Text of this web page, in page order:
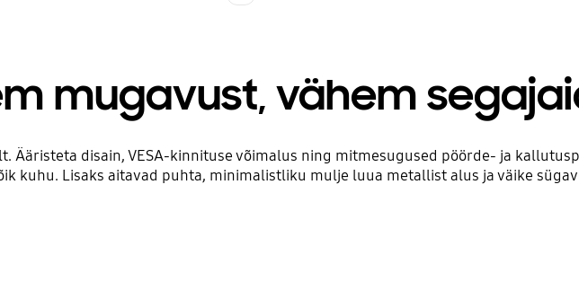
mugavust, vähem
Ääristeta disain, VESA-kinnituse võimalus ning mitmesugused pöörde- ja
kuhu. Lisaks aitavad puhta, minimalistliku mulje luua metallist alus ja väike